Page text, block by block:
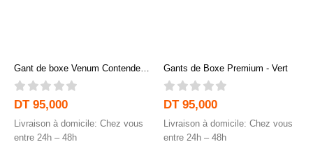
Gant de boxe Venum Contender
1.5 XT - Bordeaux/blanc
0out of 5
DT95,000
Livraison à domicile: Chez vous
entre 24h – 48h
Gants de Boxe Premium - Vert
0out of 5
DT95,000
Livraison à domicile: Chez vous
entre 24h – 48h